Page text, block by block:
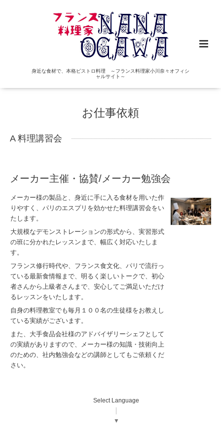
身近な食材で、本格ビストロ料理 ～フランス料理家小川奈々オフィシ
ャルサイト～
お仕事依頼
A 料理講習会
メーカー主催・協賛/メーカー勉強会
メーカー様の製品と、身近に手に入る食材を用いた作
りやすく、パリのエスプリを効かせた料理講習会をい
たします。
大規模なデモンストレーションの形式から、実習形式
の班に分かれたレッスンまで、幅広く対応いたしま
す。
フランス修行時代や、フランス食文化、パリで流行っ
ている最新食情報まで、明るく楽しいトークで、初心
者さんから上級者さんまで、安心してご満足いただけ
るレッスンをいたします。
自身の料理教室でも毎月１００名の生徒様をお教えし
ている実績がございます。
また、大手食品会社様のアドバイザリーシェフとして
の実績がありますので、メーカー様の知識・技術向上
のための、社内勉強会などの講師としてもご依頼くだ
さい。
Select Language
▼